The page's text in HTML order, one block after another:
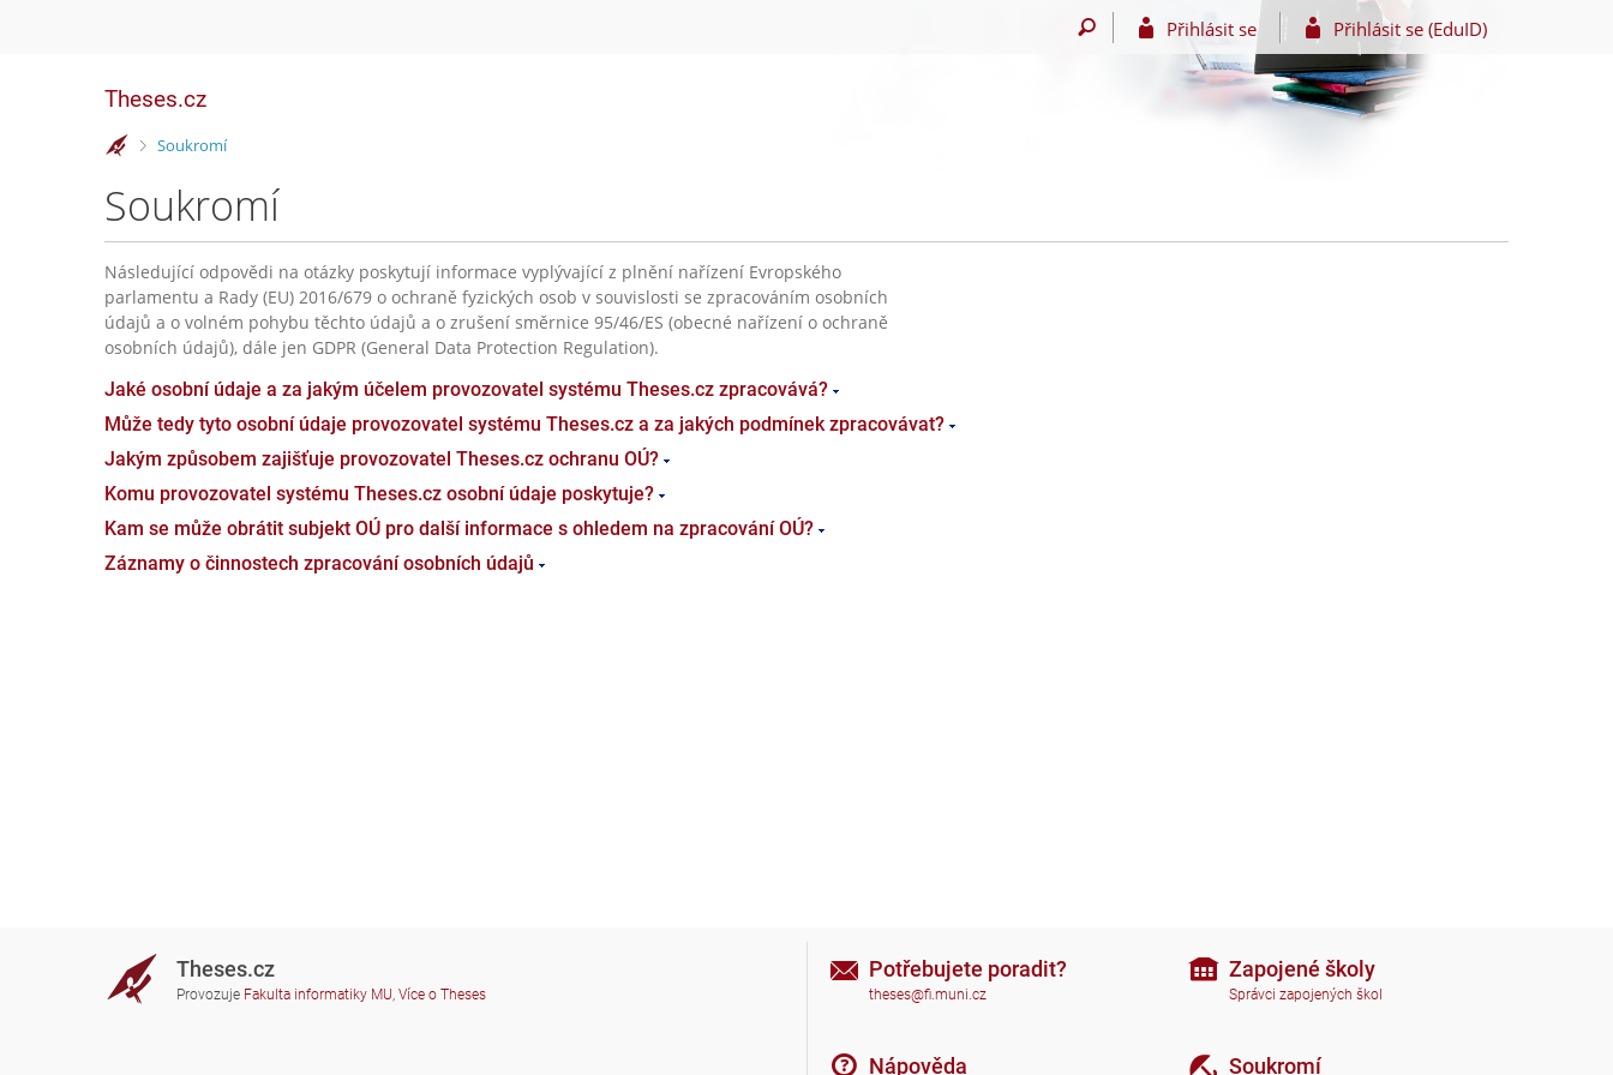
Přihlásit se Přihlásit se (EduID)
Theses.cz
>
Soukromí
Soukromí
Následující odpovědi na otázky poskytují informace vyplývající z plnění nařízení Evropského
parlamentu a Rady (EU) 2016/679 o ochraně fyzických osob v souvislosti se zpracováním osobních
údajů a o volném pohybu těchto údajů a o zrušení směrnice 95/46/ES (obecné nařízení o ochraně
osobních údajů), dále jen GDPR (General Data Protection Regulation).
Jaké osobní údaje a za jakým účelem provozovatel systému Theses.cz zpracovává?
Může tedy tyto osobní údaje provozovatel systému Theses.cz a za jakých podmínek zpracovávat?
Jakým způsobem zajišťuje provozovatel Theses.cz ochranu OÚ?
Komu provozovatel systému Theses.cz osobní údaje poskytuje?
Kam se může obrátit subjekt OÚ pro další informace s ohledem na zpracování OÚ?
Záznamy o činnostech zpracování osobních údajů
Theses.cz
Provozuje Fakulta informatiky MU, Více o Theses
Potřebujete poradit?
theses@fi.muni.cz
Nápověda
Zapojené školy
Správci zapojených škol
Soukromí